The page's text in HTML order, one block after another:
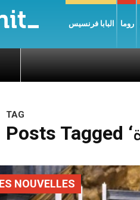
البابا فرنسيس روما
TAG
NOUVELLES